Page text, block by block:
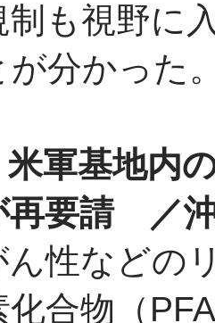
制も視野に
が分かった
軍基地内
再要請 ／
性などの
化合物（